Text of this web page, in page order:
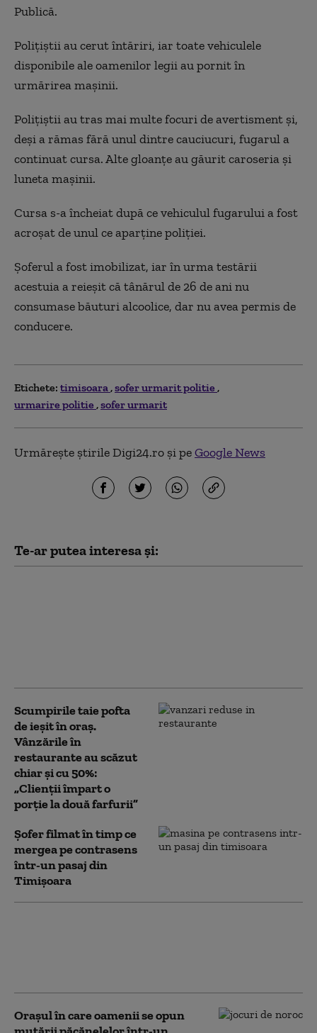
Publică.
Polițiștii au cerut întăriri, iar toate vehiculele
disponibile ale oamenilor legii au pornit în
urmărirea mașinii.
Polițiștii au tras mai multe focuri de avertisment și,
deși a rămas fără unul dintre cauciucuri, fugarul a
continuat cursa. Alte gloanțe au găurit caroseria și
luneta mașinii.
Cursa s-a încheiat după ce vehiculul fugarului a fost
acroșat de unul ce aparține poliției.
Șoferul a fost imobilizat, iar în urma testării
acestuia a reieșit că tânărul de 26 de ani nu
consumase băuturi alcoolice, dar nu avea permis de
conducere.
Etichete: timisoara sofer urmarit politie
urmarire politie sofer urmarit
Urmărește știrile Digi24.ro și peGoogle News
Te-ar putea interesa și:
Scumpirile taie pofta
de ieșit în oraș.
Vânzările în
restaurante au scăzut
chiar și cu 50%:
„Clienții împart o
porție la două farfurii”
Șofer filmat în timp ce
mergea pe contrasens
într-un pasaj din
Timișoara
Orașul în care oamenii se opun